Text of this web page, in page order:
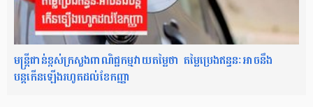
មន្ត្រីជាន់ខ្ពស់ក្រសួងពាណិជ្ជកម្មវាយតម្លៃថា តម្លៃប្រេងឥន្ធនៈអាចនឹង
បន្តកើនឡើងរហូតដល់ខែកញ្ញា